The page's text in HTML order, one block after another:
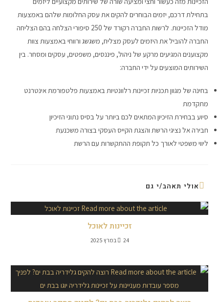
בתחילת דרכם, יזמים הבוחרים להקים את עסק החלומות שלהם באמצעות
מודל הזכיינות. לרשות החברה רקורד של 250 סיפורי הצלחה בהם הצליחה
החברה להוביל את היזמים לעסק מצליח, משגשג ורווחי באמצעות צוות
מקצוענים המגיעים מרקע של ניהול, פיננסים, משפטים, עסקים ומסחר. בין
השירותים המוצעים על ידי החברה:
בחינה של מגוון תכניות זכיינות רלוונטיות באמצעות פלטפורמת אינטרנט
מתקדמת
סיוע בבחירת הזיכיון המתאים לכם ביותר על בסיס נתוני הזיכיון
חבירה אל נציגי הרשת והצגת הקייס העסקי בצורה משכנעת
ליווי משפטי לאורך כל תקופת ההתקשרות עם הרשת
אולי תאהב/י גם
זכיינות לאוכל
24 במרץ 2025